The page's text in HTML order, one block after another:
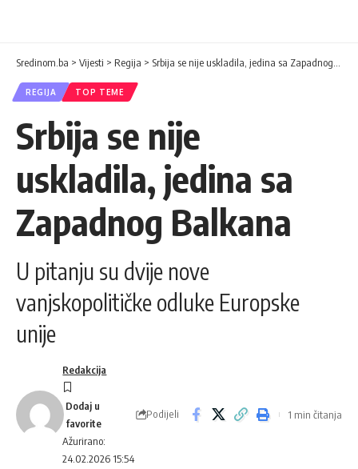
Sredinom.ba > Vijesti > Regija > Srbija se nije uskladila, jedina sa Zapadnog Balkana
REGIJA TOP TEME
Srbija se nije
uskladila, jedina sa
Zapadnog Balkana
U pitanju su dvije nove
vanjskopolitičke odluke Europske
unije
Ažurirano:
24.02.2026 15:54
Redakcija
Podijeli 1 min čitanja